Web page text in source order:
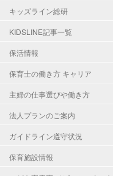
キッズライン総研
KIDSLINE記事一覧
保活情報
保育士の働き方 キャリア
主婦の仕事選びや働き方
法人プランのご案内
ガイドライン遵守状況
保育施設情報